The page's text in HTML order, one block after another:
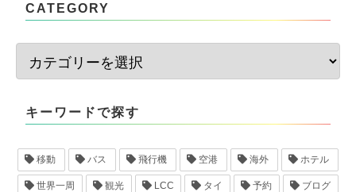
CATEGORY
キーワードで探す
移動 バス 飛行機 空港 海外 ホテル
世界一周 観光 LCC タイ 予約 ブログ